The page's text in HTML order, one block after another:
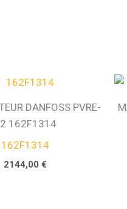
DANFOSS PVRE-
162F1314
162F1314
2144,00 €